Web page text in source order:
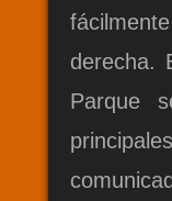
derecha.
Parque